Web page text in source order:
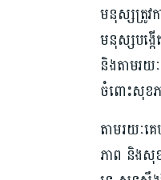
មនុស្សត្រូវក
មនុស្សបង្កើ
និងតាមរយ
ចំពោះ​សុខភ
តាមរយៈ​គ
ភាព និង​សុ